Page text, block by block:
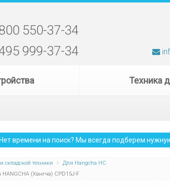
550-37-34
999-37-34
Техника
времени на поиск? Мы всегда подберем
складской техники
Для Hangcha HC
HANGCHA (Хангча) CPD15J-F